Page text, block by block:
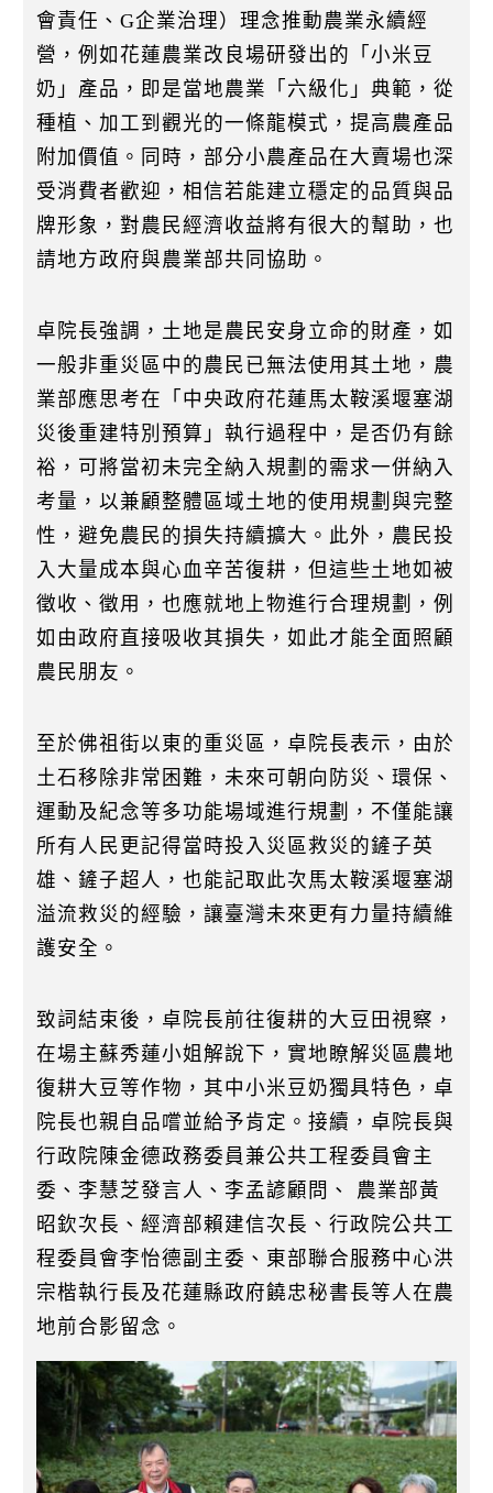
會責任、G企業治理）理念推動農業永續經
營，例如花蓮農業改良場研發出的「小米豆
奶」產品，即是當地農業「六級化」典範，從
種植、加工到觀光的一條龍模式，提高農產品
附加價值。同時，部分小農產品在大賣場也深
受消費者歡迎，相信若能建立穩定的品質與品
牌形象，對農民經濟收益將有很大的幫助，也
請地方政府與農業部共同協助。
卓院長強調，土地是農民安身立命的財產，如
一般非重災區中的農民已無法使用其土地，農
業部應思考在「中央政府花蓮馬太鞍溪堰塞湖
災後重建特別預算」執行過程中，是否仍有餘
裕，可將當初未完全納入規劃的需求一併納入
考量，以兼顧整體區域土地的使用規劃與完整
性，避免農民的損失持續擴大。此外，農民投
入大量成本與心血辛苦復耕，但這些土地如被
徵收、徵用，也應就地上物進行合理規劃，例
如由政府直接吸收其損失，如此才能全面照顧
農民朋友。
至於佛祖街以東的重災區，卓院長表示，由於
土石移除非常困難，未來可朝向防災、環保、
運動及紀念等多功能場域進行規劃，不僅能讓
所有人民更記得當時投入災區救災的鏟子英
雄、鏟子超人，也能記取此次馬太鞍溪堰塞湖
溢流救災的經驗，讓臺灣未來更有力量持續維
護安全。
致詞結束後，卓院長前往復耕的大豆田視察，
在場主蘇秀蓮小姐解說下，實地瞭解災區農地
復耕大豆等作物，其中小米豆奶獨具特色，卓
院長也親自品嚐並給予肯定。接續，卓院長與
行政院陳金德政務委員兼公共工程委員會主
委、李慧芝發言人、李孟諺顧問、 農業部黃
昭欽次長、經濟部賴建信次長、行政院公共工
程委員會李怡德副主委、東部聯合服務中心洪
宗楷執行長及花蓮縣政府饒忠秘書長等人在農
地前合影留念。